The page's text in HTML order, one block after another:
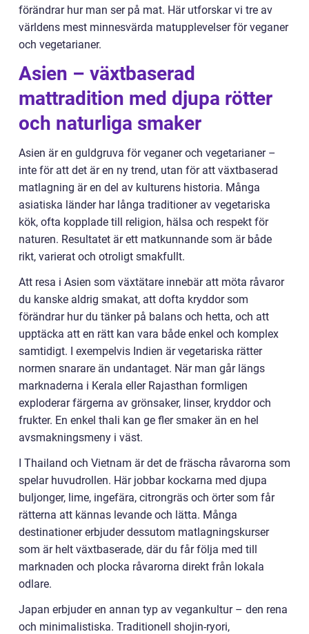
förändrar hur man ser på mat. Här utforskar vi tre av
världens mest minnesvärda matupplevelser för veganer
och vegetarianer.
Asien – växtbaserad
mattradition med djupa rötter
och naturliga smaker
Asien är en guldgruva för veganer och vegetarianer –
inte för att det är en ny trend, utan för att växtbaserad
matlagning är en del av kulturens historia. Många
asiatiska länder har långa traditioner av vegetariska
kök, ofta kopplade till religion, hälsa och respekt för
naturen. Resultatet är ett matkunnande som är både
rikt, varierat och otroligt smakfullt.
Att resa i Asien som växtätare innebär att möta råvaror
du kanske aldrig smakat, att dofta kryddor som
förändrar hur du tänker på balans och hetta, och att
upptäcka att en rätt kan vara både enkel och komplex
samtidigt. I exempelvis Indien är vegetariska rätter
normen snarare än undantaget. När man går längs
marknaderna i Kerala eller Rajasthan formligen
exploderar färgerna av grönsaker, linser, kryddor och
frukter. En enkel thali kan ge fler smaker än en hel
avsmakningsmeny i väst.
I Thailand och Vietnam är det de fräscha råvarorna som
spelar huvudrollen. Här jobbar kockarna med djupa
buljonger, lime, ingefära, citrongräs och örter som får
rätterna att kännas levande och lätta. Många
destinationer erbjuder dessutom matlagningskurser
som är helt växtbaserade, där du får följa med till
marknaden och plocka råvarorna direkt från lokala
odlare.
Japan erbjuder en annan typ av vegankultur – den rena
och minimalistiska. Traditionell shojin-ryori,